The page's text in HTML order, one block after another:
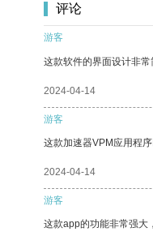
评论
游客
这款软件的界面设计非常
2024-04-14
游客
这款加速器VPM应用程
2024-04-14
游客
这款app的功能非常强大